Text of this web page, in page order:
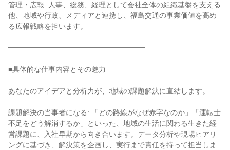
管理・広報: 人事、総務、経理として会社全体の組織基盤を支える
他、地域や行政、メディアと連携し、福島交通の事業価値を高め
る広報戦略を担います。
━━━━━━━━━━━━━━━━━━━
■具体的な仕事内容とその魅力
あなたのアイデアと分析力が、地域の課題解決に直結します。
課題解決の当事者になる: 「どの路線がなぜ赤字なのか」「運転士
不足をどう解消するか」といった、地域の生活に関わる生きた経
営課題に、入社早期から向き合います。データ分析や現場ヒアリ
ングに基づき、解決策を企画し、実行まで責任を持って担当しま